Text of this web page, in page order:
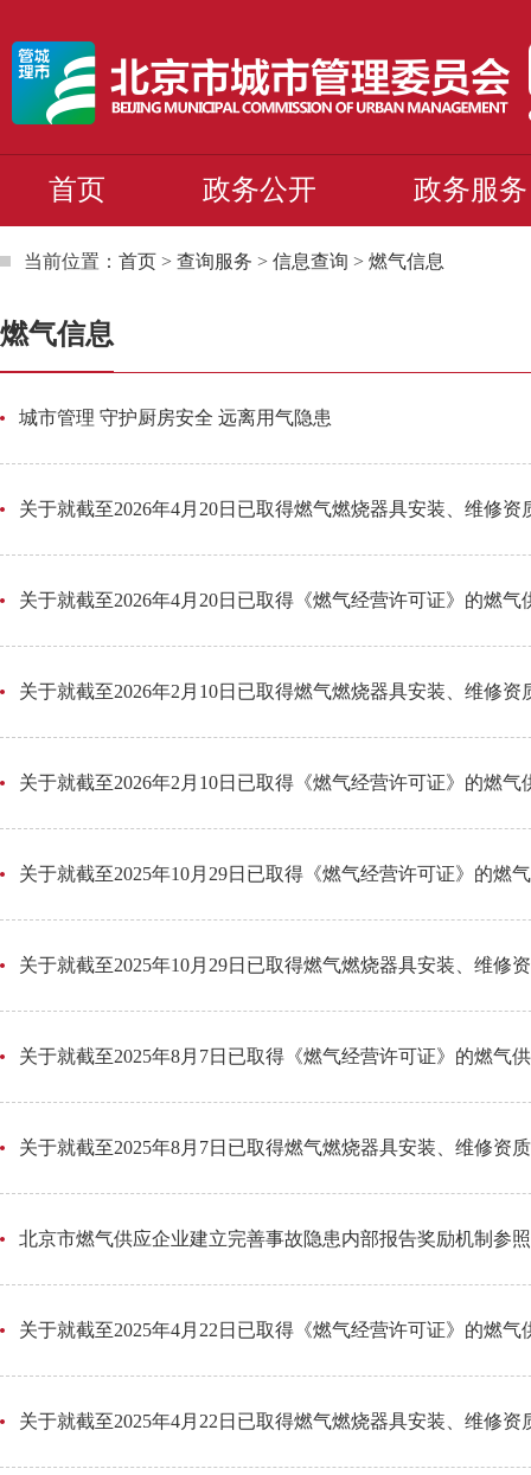
首页 政务公开 政务服务
当前位置： 首页 > 查询服务 > 信息查询 > 燃气信息
燃气信息
城市管理 守护厨房安全 远离用气隐患
关于就截至2026年4月20日已取得燃气燃烧器具安装、维修
关于就截至2026年4月20日已取得《燃气经营许可证》的燃
关于就截至2026年2月10日已取得燃气燃烧器具安装、维修
关于就截至2026年2月10日已取得《燃气经营许可证》的燃
关于就截至2025年10月29日已取得《燃气经营许可证》的燃
关于就截至2025年10月29日已取得燃气燃烧器具安装、维修
关于就截至2025年8月7日已取得《燃气经营许可证》的燃气
关于就截至2025年8月7日已取得燃气燃烧器具安装、维修资
北京市燃气供应企业建立完善事故隐患内部报告奖励机制参
关于就截至2025年4月22日已取得《燃气经营许可证》的燃
关于就截至2025年4月22日已取得燃气燃烧器具安装、维修